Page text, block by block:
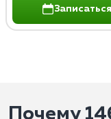
Записаться
Почему